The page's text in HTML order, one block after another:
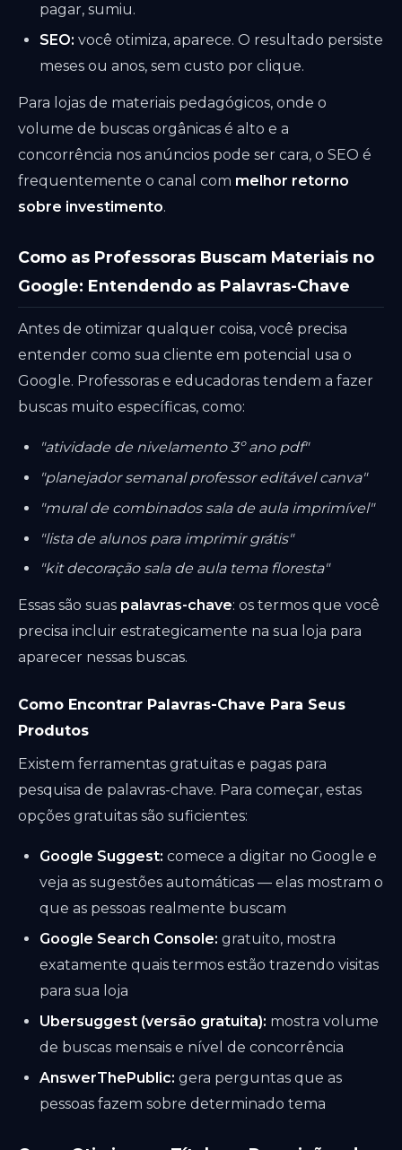
pagar, sumiu.
SEO: você otimiza, aparece. O resultado persiste
meses ou anos, sem custo por clique.
Para lojas de materiais pedagógicos, onde o
volume de buscas orgânicas é alto e a
concorrência nos anúncios pode ser cara, o SEO é
frequentemente o canal com melhor retorno
sobre investimento.
Como as Professoras Buscam Materiais no
Google: Entendendo as Palavras-Chave
Antes de otimizar qualquer coisa, você precisa
entender como sua cliente em potencial usa o
Google. Professoras e educadoras tendem a fazer
buscas muito específicas, como:
"atividade de nivelamento 3º ano pdf"
"planejador semanal professor editável canva"
"mural de combinados sala de aula imprimível"
"lista de alunos para imprimir grátis"
"kit decoração sala de aula tema floresta"
Essas são suas palavras-chave: os termos que você
precisa incluir estrategicamente na sua loja para
aparecer nessas buscas.
Como Encontrar Palavras-Chave Para Seus
Produtos
Existem ferramentas gratuitas e pagas para
pesquisa de palavras-chave. Para começar, estas
opções gratuitas são suficientes:
Google Suggest: comece a digitar no Google e
veja as sugestões automáticas — elas mostram o
que as pessoas realmente buscam
Google Search Console: gratuito, mostra
exatamente quais termos estão trazendo visitas
para sua loja
Ubersuggest (versão gratuita): mostra volume
de buscas mensais e nível de concorrência
AnswerThePublic: gera perguntas que as
pessoas fazem sobre determinado tema